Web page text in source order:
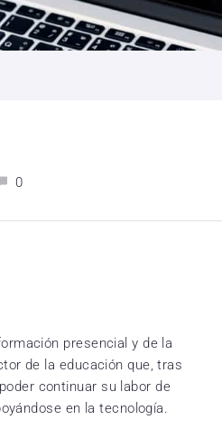
0
presencial y de la
de la educación que, tras
continuar su labor de
en la tecnología.